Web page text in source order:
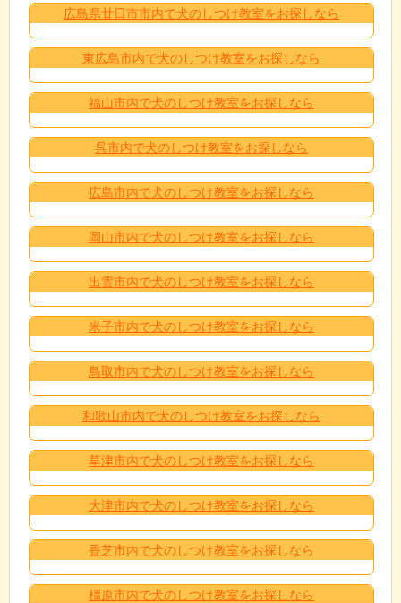
広島県廿日市市内で犬のしつけ教室をお探しなら
東広島市内で犬のしつけ教室をお探しなら
福山市内で犬のしつけ教室をお探しなら
呉市内で犬のしつけ教室をお探しなら
広島市内で犬のしつけ教室をお探しなら
岡山市内で犬のしつけ教室をお探しなら
出雲市内で犬のしつけ教室をお探しなら
米子市内で犬のしつけ教室をお探しなら
鳥取市内で犬のしつけ教室をお探しなら
和歌山市内で犬のしつけ教室をお探しなら
草津市内で犬のしつけ教室をお探しなら
大津市内で犬のしつけ教室をお探しなら
香芝市内で犬のしつけ教室をお探しなら
橿原市内で犬のしつけ教室をお探しなら